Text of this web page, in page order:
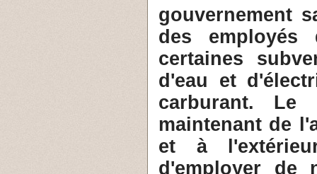
gouvernement
des employés
certaines
d'eau et
carburant. Le
maintenant de
et à
d'employer de